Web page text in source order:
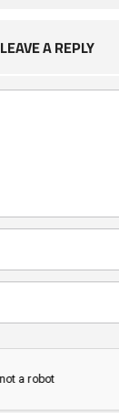
LEAVE A REPLY